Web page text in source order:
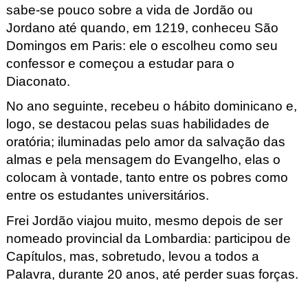
sabe-se pouco sobre a vida de Jordão ou
Jordano até quando, em 1219, conheceu São
Domingos em Paris: ele o escolheu como seu
confessor e começou a estudar para o
Diaconato.
No ano seguinte, recebeu o hábito dominicano e,
logo, se destacou pelas suas habilidades de
oratória; iluminadas pelo amor da salvação das
almas e pela mensagem do Evangelho, elas o
colocam à vontade, tanto entre os pobres como
entre os estudantes universitários.
Frei Jordão viajou muito, mesmo depois de ser
nomeado provincial da Lombardia: participou de
Capítulos, mas, sobretudo, levou a todos a
Palavra, durante 20 anos, até perder suas forças.